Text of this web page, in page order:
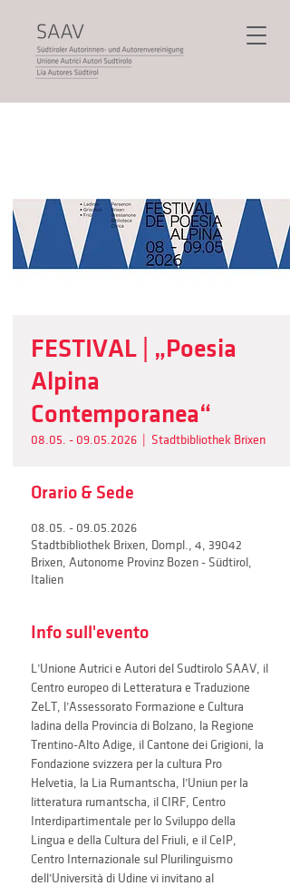
FESTIVAL | „Poesia
Alpina
Contemporanea“
08.05. - 09.05.2026 Stadtbibliothek Brixen
Orario & Sede
08.05. - 09.05.2026
Stadtbibliothek Brixen, Dompl., 4, 39042
Brixen, Autonome Provinz Bozen - Südtirol,
Italien
Info sull'evento
L’Unione Autrici e Autori del Sudtirolo SAAV, il
Centro europeo di Letteratura e Traduzione
ZeLT, l’Assessorato Formazione e Cultura
ladina della Provincia di Bolzano, la Regione
Trentino-Alto Adige, il Cantone dei Grigioni, la
Fondazione svizzera per la cultura Pro
Helvetia, la Lia Rumantscha, l’Uniun per la
litteratura rumantscha, il CIRF, Centro
Interdipartimentale per lo Sviluppo della
Lingua e della Cultura del Friuli, e il CeIP,
Centro Internazionale sul Plurilinguismo
dell’Università di Udine vi invitano al